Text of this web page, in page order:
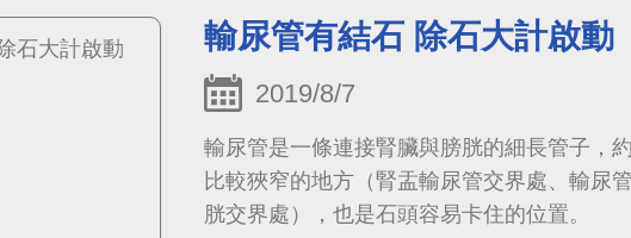
輸尿管有結石 除石大計啟動
2019/8/7
輸尿管是一條連接腎臟與膀胱的細長管子，
比較狹窄的地方（腎盂輸尿管交界處、輸尿
胱交界處），也是石頭容易卡住的位置。